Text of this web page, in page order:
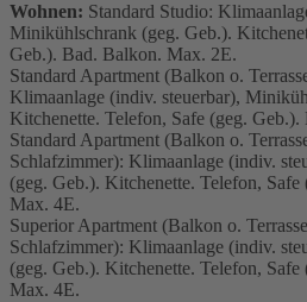
Wohnen: Standard Studio:
Minikühlschrank (geg. Geb.).
Geb.). Bad. Balkon. Max. 2E.
Standard Apartment (Balkon o.
Klimaanlage (indiv. steuerbar),
Kitchenette. Telefon, Safe (geg.
Standard Apartment (Balkon o.
Schlafzimmer): Klimaanlage (indiv.
(geg. Geb.). Kitchenette. Telefon,
Max. 4E.
Superior Apartment (Balkon o.
Schlafzimmer): Klimaanlage (indiv.
(geg. Geb.). Kitchenette. Telefon,
Max. 4E.